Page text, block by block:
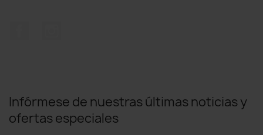
Infórmese de nuestras últimas noticias y
ofertas especiales